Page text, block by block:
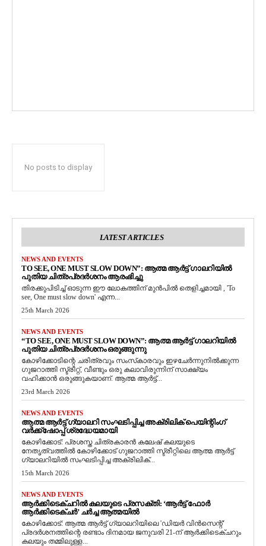
No posts to display
LATEST ARTICLES
NEWS AND EVENTS
TO SEE, ONE MUST SLOW DOWN”: ആത്മ ആർട്ട് ഗാലറിയിൽ
പുതിയ ചിത്രപ്രദർശനം ആരംഭിച്ചു
തിരക്കുപിടിച്ച് ഓടുന്ന ഈ ലോകത്തിന് മുൻപിൽ തെളിച്ചമായി , 'To
see, One must slow down' എന്ന...
25th March 2026
NEWS AND EVENTS
“TO SEE, ONE MUST SLOW DOWN”: ആത്മ ആർട്ട് ഗാലറിയിൽ
പുതിയ ചിത്രപ്രദർശനം ഒരുങ്ങുന്നു
കോഴിക്കോടിന്റെ ചരിത്രവും സംസ്‌കാരവും ഇഴചേർന്നുനിൽക്കുന്ന
ഗുജറാത്തി സ്ട്രീറ്റ്, വീണ്ടും ഒരു കലാവിരുന്നിന് സാക്ഷ്യം
വഹിക്കാൻ ഒരുങ്ങുകയാണ്. ആത്മ ആർട്ട്...
23rd March 2026
NEWS AND EVENTS
ആത്മ ആർട്ട് ഗ്യാലറി സംഘടിപ്പിച്ച അക്രിലിക് പെയിന്റിംഗ്
വർക്ക്‌ഷോപ്പ് ശ്രദ്ധേയമായി
കോഴിക്കോട്: പ്രശസ്ത ചിത്രകാരൻ കലേഷ് കലയുടെ
നേതൃത്വത്തിൽ കോഴിക്കോട് ഗുജറാത്തി സ്ട്രീറ്റിലെ ആത്മ ആർട്ട്
ഗ്യാലറിയിൽ സംഘടിപ്പിച്ച അക്രിലിക്...
15th March 2026
NEWS AND EVENTS
ആർക്കിടെക്ചറിൽ കലയുടെ പ്രസക്തി: ‘ആർട്ട് ഫോർ
ആർക്കിടെക്ചർ’ ചർച്ച ആത്മയിൽ
​കോഴിക്കോട്: ആത്മ ആർട്ട് ഗ്യാലറിയിലെ 'ഡിയർ വിൻസെന്റ്'
പ്രദർശനത്തിന്റെ രണ്ടാം ദിനമായ ജനുവരി 21-ന് ആർക്കിടെക്ചറും
കലയും തമ്മിലുള്ള...